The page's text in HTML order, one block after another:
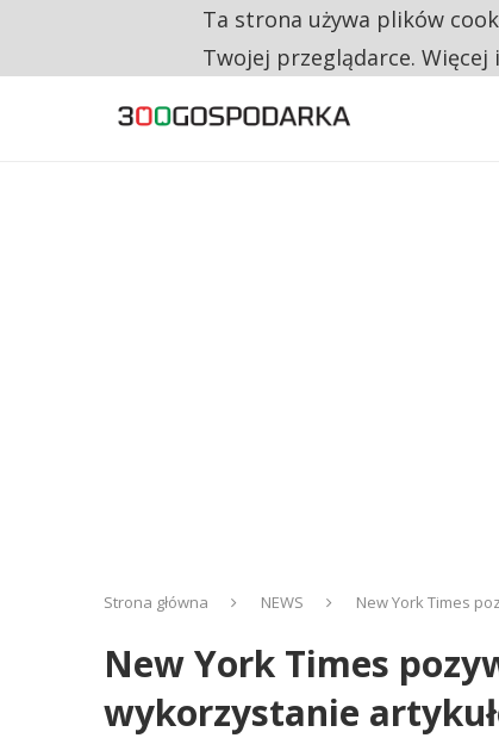
CO TRZECIĄ ZŁOTÓWKĘ Z
Strona główna NEWS New York Times
New York Times
wykorzystanie
Ta strona używa plików
Twojej przeglądarce.